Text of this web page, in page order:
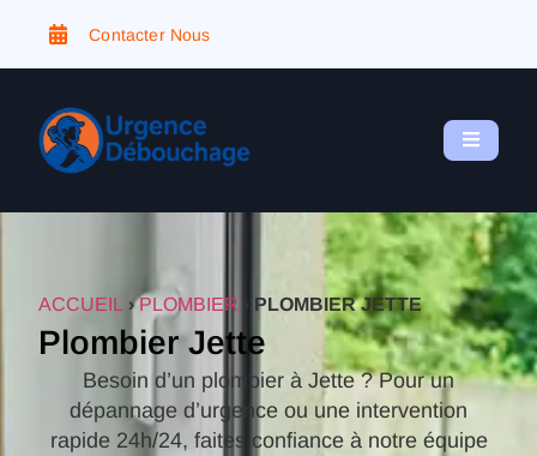
Contacter Nous
ACCUEIL ›PLOMBIER PLOMBIER JETTE
Plombier Jette
Besoin d’un plombier à Jette ? Pour un
dépannage d’urgence ou une intervention
rapide 24h/24, faites confiance à notre équipe